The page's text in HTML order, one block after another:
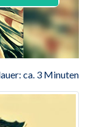
ca. 3 Minuten